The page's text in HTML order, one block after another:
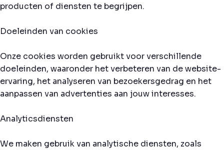
producten of diensten te begrijpen.
Doeleinden van cookies
Onze cookies worden gebruikt voor verschillende
doeleinden, waaronder het verbeteren van de website-
ervaring, het analyseren van bezoekersgedrag en het
aanpassen van advertenties aan jouw interesses.
Analyticsdiensten
We maken gebruik van analytische diensten, zoals